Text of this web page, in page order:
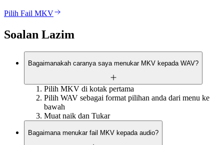
Pilih Fail MKV
Soalan Lazim
Bagaimanakah caranya saya menukar MKV kepada WAV?
Pilih MKV di kotak pertama
Pilih WAV sebagai format pilihan anda dari menu ke
bawah
Muat naik dan Tukar
Bagaimana menukar fail MKV kepada audio?